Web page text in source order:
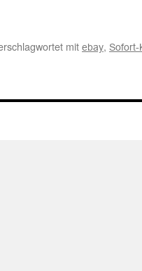
mit ebay, Sofort-